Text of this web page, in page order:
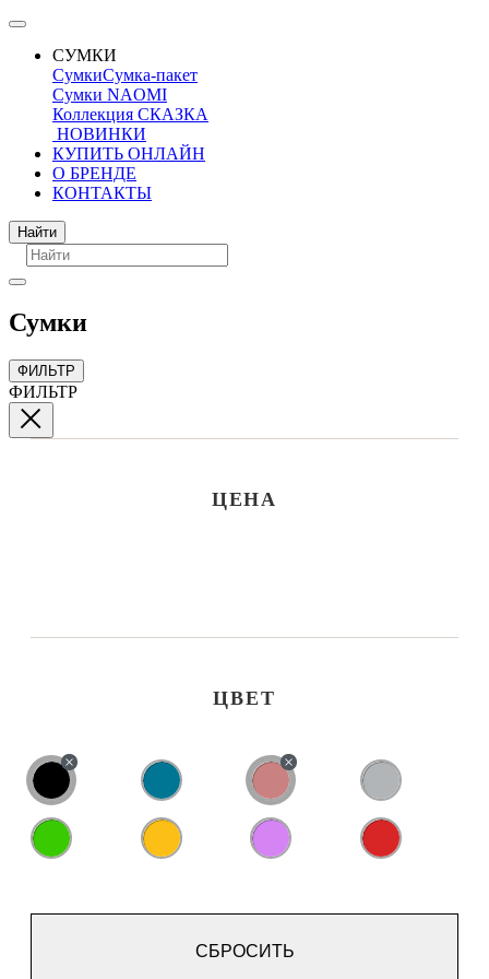
СУМКИ
СумкиСумка-пакет
Сумки NAOMI
Коллекция СКАЗКА
НОВИНКИ
КУПИТЬ ОНЛАЙН
О БРЕНДЕ
КОНТАКТЫ
Поиск
Найти
Сумки
ФИЛЬТР
ФИЛЬТР
ЦЕНА
ЦВЕТ
СБРОСИТЬ